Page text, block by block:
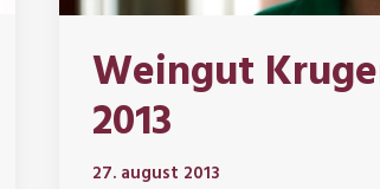
Weingut
2013
27. august 2013